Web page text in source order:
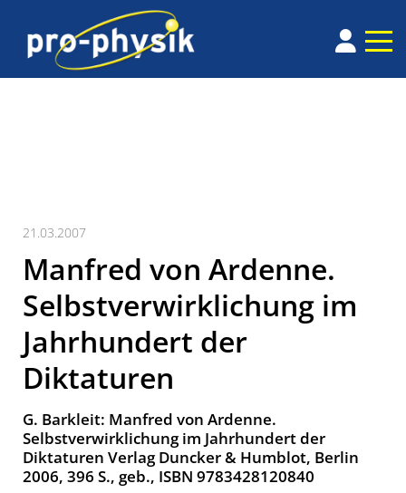
21.03.2007
Manfred von Ardenne.
Selbstverwirklichung im
Jahrhundert der
Diktaturen
G. Barkleit: Manfred von Ardenne.
Selbstverwirklichung im Jahrhundert der
Diktaturen Verlag Duncker & Humblot, Berlin
2006, 396 S., geb., ISBN 9783428120840